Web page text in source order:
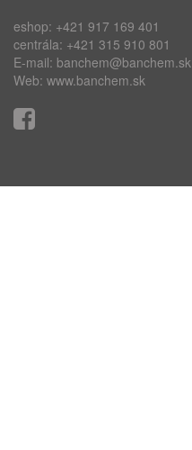
eshop: +421 917 169 401
centrála: +421 315 910 801
E-mail: banchem@banchem.sk
Web: www.banchem.sk